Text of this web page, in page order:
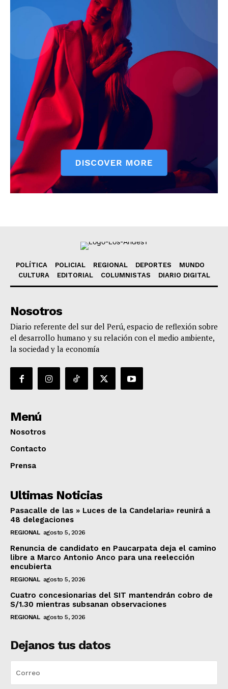
POLÍTICA POLICIAL REGIONAL DEPORTES
MUNDO
CULTURA
EDITORIAL COLUMNISTAS DIARIO DIGITAL
Nosotros
Diario referente del sur del Perú, espacio de reflexión sobre
el desarrollo humano y su relación con el medio ambiente,
la sociedad y la economía
Menú
Nosotros
Contacto
Prensa
Ultimas Noticias
Pasacalle de las » Luces de la Candelaria» reunirá a
48 delegaciones
REGIONAL agosto 5, 2026
Renuncia de candidato en Paucarpata deja el camino
libre a Marco Antonio Anco para una reelección
encubierta
REGIONAL agosto 5, 2026
Cuatro concesionarias del SIT mantendrán cobro de
S/1.30 mientras subsanan observaciones
REGIONAL agosto 5, 2026
Dejanos tus datos